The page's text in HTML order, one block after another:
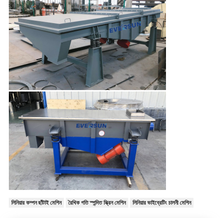
লিনিয়ার কম্পন ছাঁটাই মেশিন রৈখিক গতি স্পন্দিত স্ক্রিন মেশিন লিনিয়ার ভাইব্রেটিং চালনী মেশিন